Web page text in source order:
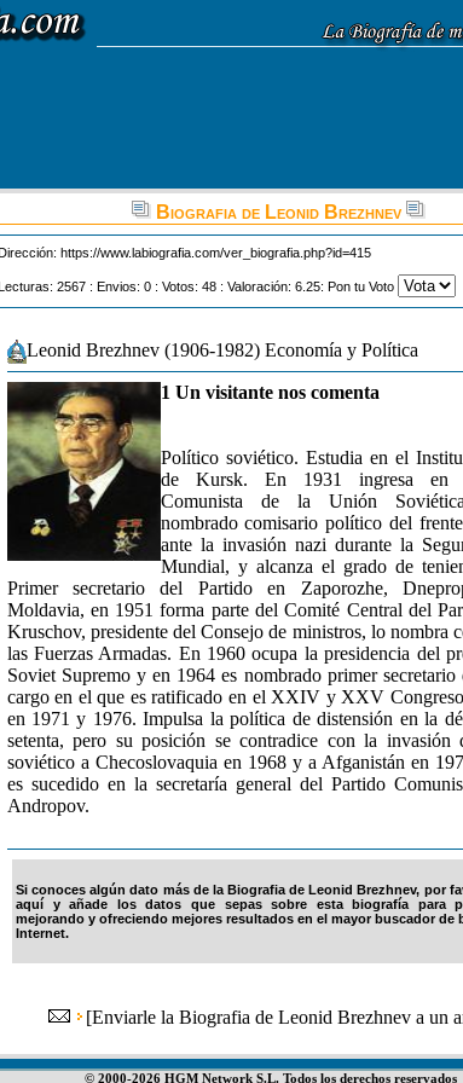
Biografia de Leonid Brezhnev
https://www.labiografia.com/ver_biografia.php?id=415
2567 : Envios: 0 : Votos: 48 : Valoración: 6.25: Pon tu Voto
Leonid Brezhnev (1906-1982) Economía y Política
1 Un visitante nos comenta
Político soviético. Estudia en el
de Kursk. En 1931 ingresa en
Comunista de la Unión
nombrado comisario político del
ante la invasión nazi durante la
Mundial, y alcanza el grado de
Primer secretario del Partido en Zaporozhe,
Moldavia, en 1951 forma parte del Comité Central del
Kruschov, presidente del Consejo de ministros, lo nombra
las Fuerzas Armadas. En 1960 ocupa la presidencia del
Soviet Supremo y en 1964 es nombrado primer secretario
cargo en el que es ratificado en el XXIV y XXV
en 1971 y 1976. Impulsa la política de distensión en la
setenta, pero su posición se contradice con la invasión
soviético a Checoslovaquia en 1968 y a Afganistán en
es sucedido en la secretaría general del Partido
Andropov.
Si conoces algún dato más de la Biografia de Leonid Brezhnev, por
aquí y añade los datos que sepas sobre esta biografía para
mejorando y ofreciendo mejores resultados en el mayor buscador de
Internet.
[Enviarle la Biografia de Leonid Brezhnev a un
© 2000-2026 HGM Network S.L. Todos los derechos reservados